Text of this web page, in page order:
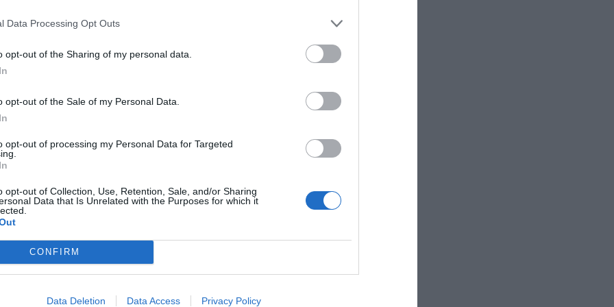
Data Processing Opt Outs
opt-out of the Sharing of my personal data.
opt-out of the Sale of my Personal Data.
opt-out of processing my Personal Data for Targeted
opt-out of Collection, Use, Retention, Sale, and/or Sharing
Data that Is Unrelated with the Purposes for which it
CONFIRM
Data Deletion Data Access Privacy Policy
la perllongació d'andanes, incorporació
al viatger i adequar l'enllumenat del
actuacions.
de 83 serveis de la línia R4 de Rodalies de
viatgers de mitjanaen dia laborable que
Barcelona en un temps de viatge de 32
obres compatibles amb el servei ferroviari.
que es farà coincidir durant el període estival,
en tren a Sabadell Centre.
s'establirà un servei d'autobús entre